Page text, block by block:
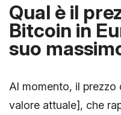
Qual è il
Bitcoin in
suo
Al momento, il prezzo
valore attuale], che